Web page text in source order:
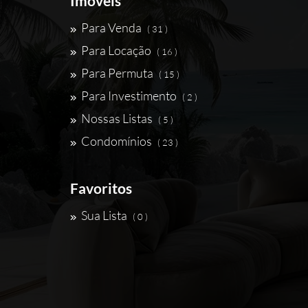
Para Venda ( 31 )
Para Locação ( 16 )
Para Permuta ( 15 )
Para Investimento ( 2 )
Nossas Listas ( 5 )
Condomínios ( 23 )
Favoritos
Sua Lista ( 0 )